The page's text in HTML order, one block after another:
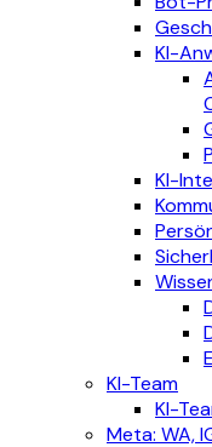
KI-
KI-
KI-Team
KI-
Meta: WA,